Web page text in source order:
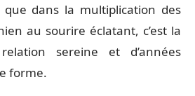
que dans la multiplication des
au sourire éclatant, c’est la
sereine et d’années
forme.